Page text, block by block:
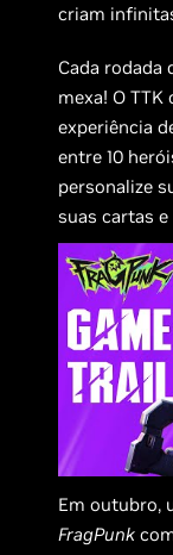
criam
Cada rodada
mexa! O
experiência
entre 10
personalize
suas cartas
Em outubro,
FragPunk